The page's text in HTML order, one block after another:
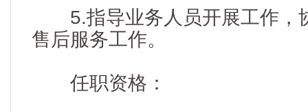
5.指导业务人员开展工作，
售后服务工作。
任职资格：